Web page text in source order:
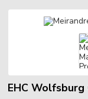
EHC